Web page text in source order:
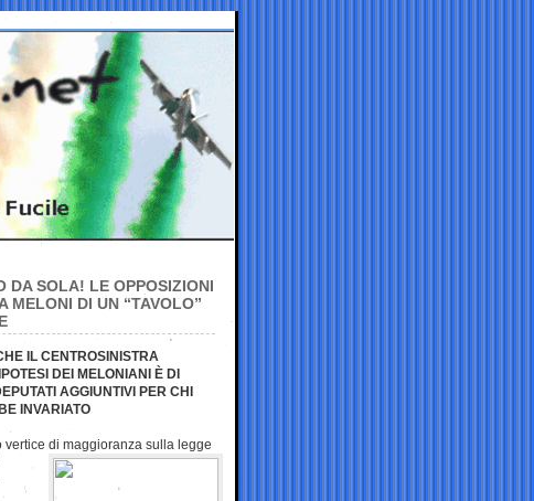
DA SOLA! LE OPPOSIZIONI
MELONI DI UN “TAVOLO”
IL CENTROSINISTRA
DEI MELONIANI È DI
AGGIUNTIVI PER CHI
INVARIATO
vertice di maggioranza sulla legge